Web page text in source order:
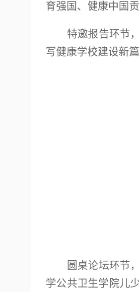
育强国、健康中国
特邀报告环节
写健康学校建设新
圆桌论坛环节
学公共卫生学院儿